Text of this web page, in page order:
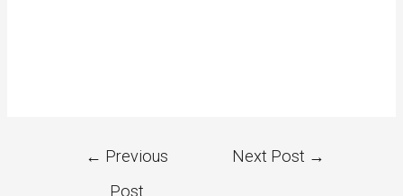
← Previous
Post
Next Post →